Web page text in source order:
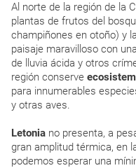
Al norte de la región de la
plantas de frutos del
champiñones en otoño) y
paisaje maravilloso con
de lluvia ácida y otros
región conserve
para innumerables
y otras aves.
Letonia no presenta, a
gran amplitud térmica, en
podemos esperar una